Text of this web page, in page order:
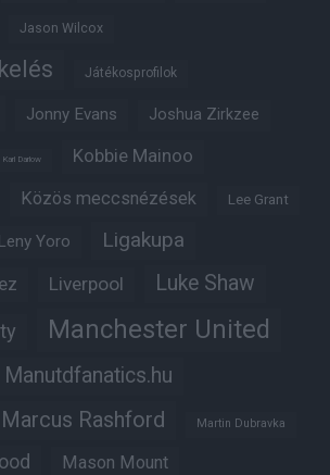
Jason Wilcox
Játékosprofilok
Jonny Evans Joshua Zirkzee
Karl Darlow Kobbie Mainoo
Közös meccsnézések Lee Grant
Leny Yoro Ligakupa
Liverpool Luke Shaw
Manchester United
Manutdfanatics.hu
Marcus Rashford Martin Dubravka
Mason Mount